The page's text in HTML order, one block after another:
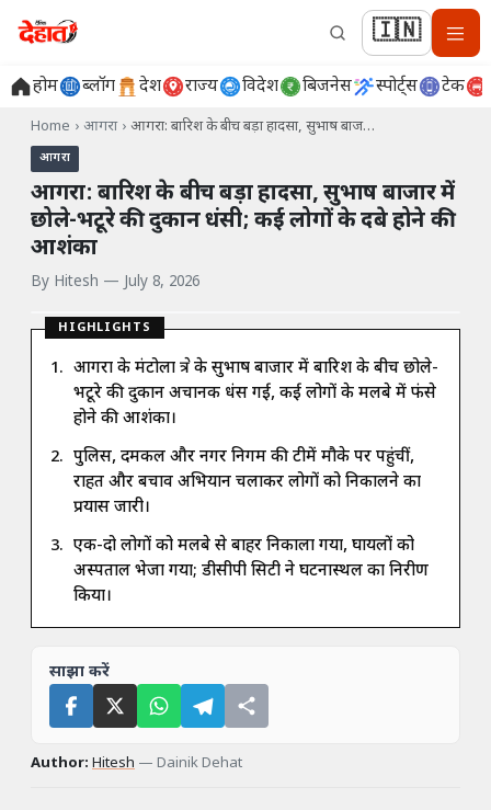
🇮🇳
होम ब्लॉग देश राज्य विदेश बिजनेस स्पोर्ट्स टेक
Home › आगरा › आगरा: बारिश के बीच बड़ा हादसा, सुभाष बाज…
आगरा
आगरा: बारिश के बीच बड़ा हादसा, सुभाष बाजार में
छोले-भटूरे की दुकान धंसी; कई लोगों के दबे होने की
आशंका
By Hitesh — July 8, 2026
HIGHLIGHTS
आगरा के मंटोला क्षेत्र के सुभाष बाजार में बारिश के बीच छोले-
भटूरे की दुकान अचानक धंस गई, कई लोगों के मलबे में फंसे
होने की आशंका।
पुलिस, दमकल और नगर निगम की टीमें मौके पर पहुंचीं,
राहत और बचाव अभियान चलाकर लोगों को निकालने का
प्रयास जारी।
एक-दो लोगों को मलबे से बाहर निकाला गया, घायलों को
अस्पताल भेजा गया; डीसीपी सिटी ने घटनास्थल का निरीक्षण
किया।
साझा करें
Author: Hitesh — Dainik Dehat